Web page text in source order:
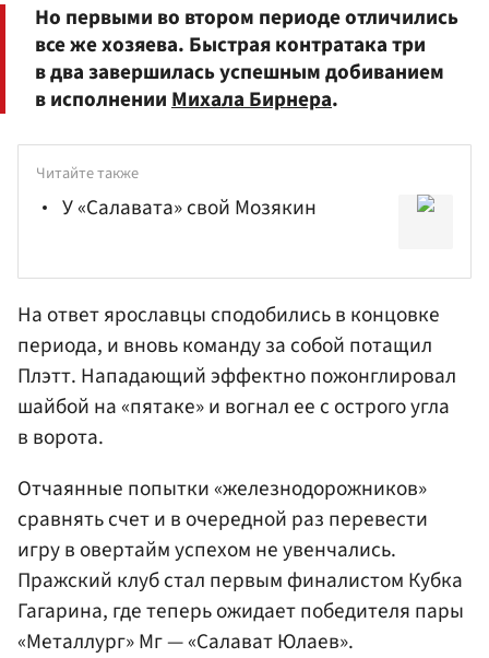
Но первыми во втором периоде отличились
все же хозяева. Быстрая контратака три
в два завершилась успешным добиванием
в исполнении Михала Бирнера.
Читайте также
У «Салавата» свой Мозякин
На ответ ярославцы сподобились в концовке
периода, и вновь команду за собой потащил
Плэтт. Нападающий эффектно пожонглировал
шайбой на «пятаке» и вогнал ее с острого угла
в ворота.
Отчаянные попытки «железнодорожников»
сравнять счет и в очередной раз перевести
игру в овертайм успехом не увенчались.
Пражский клуб стал первым финалистом Кубка
Гагарина, где теперь ожидает победителя пары
«Металлург» Мг — «Салават Юлаев».